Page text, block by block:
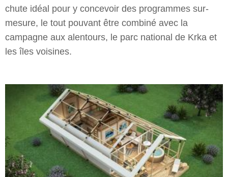
chute idéal pour y concevoir des programmes sur-
mesure, le tout pouvant être combiné avec la
campagne aux alentours, le parc national de Krka et
les îles voisines.